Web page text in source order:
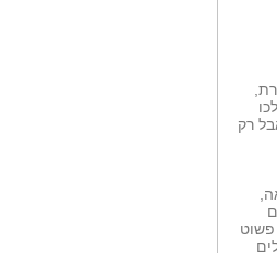
רק
פשוט